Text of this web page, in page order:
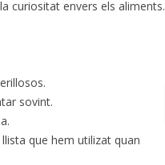
curiositat envers els aliments.
sovint.
que hem utilizat quan